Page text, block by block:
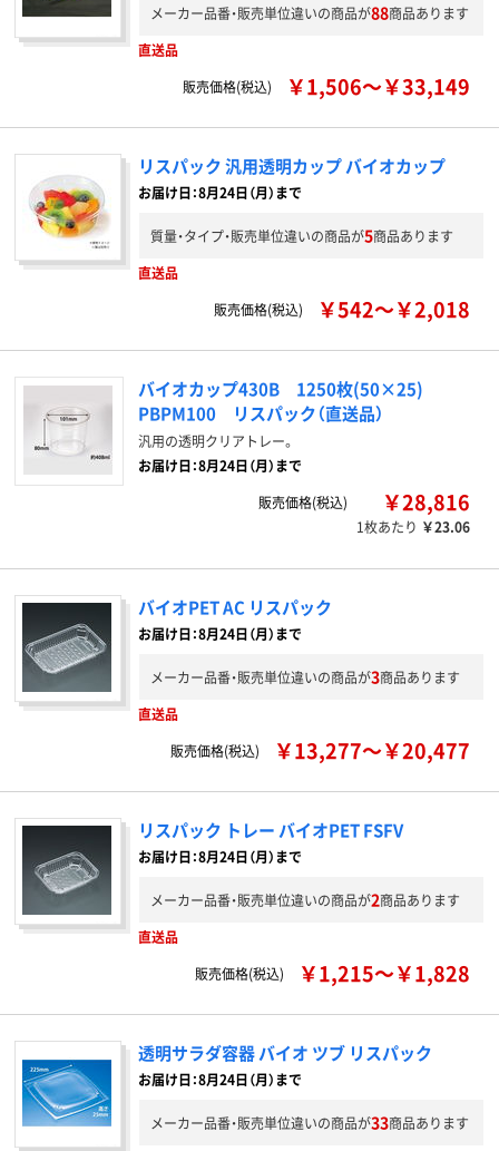
メーカー品番・販売単位違いの商品が88商品あります
直送品
販売価格(税込)
￥1,506～￥33,149
リスパック 汎用透明カップ バイオカップ
お届け日：8月24日（月）まで
質量・タイプ・販売単位違いの商品が5商品あります
直送品
販売価格(税込)
￥542～￥2,018
バイオカップ430B 1250枚(50×25)
PBPM100 リスパック（直送品）
汎用の透明クリアトレー。
お届け日：8月24日（月）まで
販売価格(税込)
￥28,816
1枚あたり ￥23.06
バイオPET AC リスパック
お届け日：8月24日（月）まで
メーカー品番・販売単位違いの商品が3商品あります
直送品
販売価格(税込)
￥13,277～￥20,477
リスパック トレー バイオPET FSFV
お届け日：8月24日（月）まで
メーカー品番・販売単位違いの商品が2商品あります
直送品
販売価格(税込)
￥1,215～￥1,828
透明サラダ容器 バイオ ツブ リスパック
お届け日：8月24日（月）まで
メーカー品番・販売単位違いの商品が33商品あります